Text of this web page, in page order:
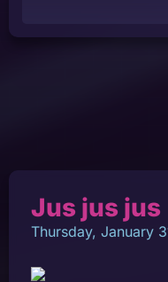
Jus jus jus
Thursday, January